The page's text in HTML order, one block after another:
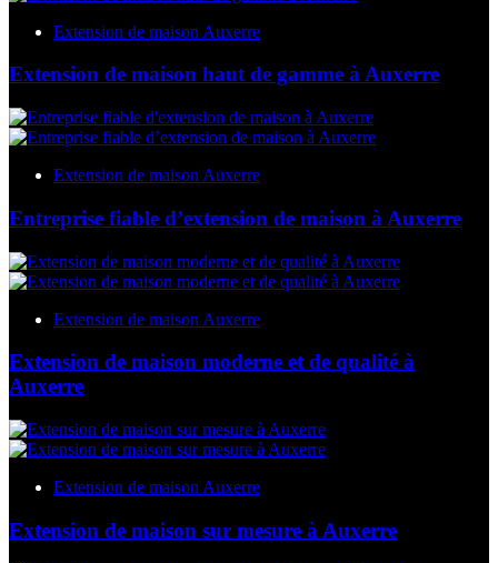
Extension de maison Auxerre
Extension de maison haut de gamme à Auxerre
Extension de maison Auxerre
Entreprise fiable d’extension de maison à Auxerre
Extension de maison Auxerre
Extension de maison moderne et de qualité à
Auxerre
Extension de maison Auxerre
Extension de maison sur mesure à Auxerre